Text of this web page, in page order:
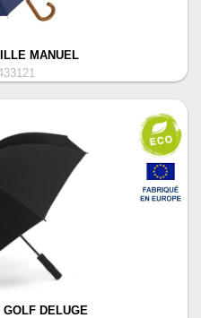
MANUEL
GOLF DELUGE